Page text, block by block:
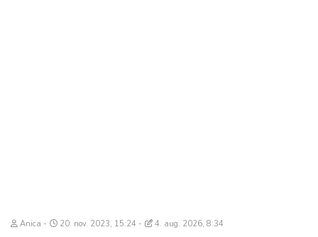
Anica 20. nov. 2023, 15:24 4. aug. 2026, 8:34